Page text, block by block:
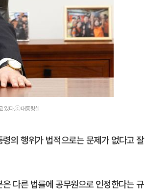
있다.ⓒ대통령실
의 행위가 법적으로는 문제가 없다고 잘
다른 법률에 공무원으로 인정한다는 규